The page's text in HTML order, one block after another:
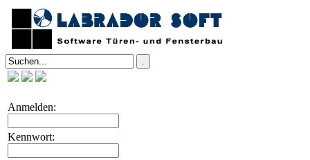
Anmelden:
Kennwort: